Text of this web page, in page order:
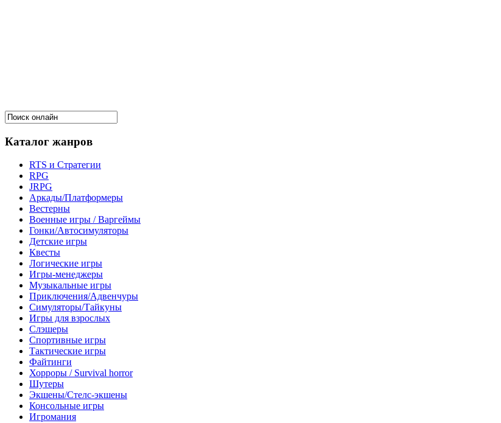
Каталог жанров
RTS и Стратегии
RPG
JRPG
Аркады/Платформеры
Вестерны
Военные игры / Варгеймы
Гонки/Автосимуляторы
Детские игры
Квесты
Логические игры
Игры-менеджеры
Музыкальные игры
Приключения/Адвенчуры
Симуляторы/Тайкуны
Игры для взрослых
Слэшеры
Спортивные игры
Тактические игры
Файтинги
Хорроры / Survival horror
Шутеры
Экшены/Стелс-экшены
Консольные игры
Игромания